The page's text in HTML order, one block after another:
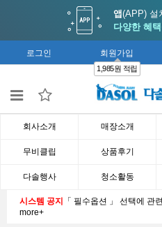
앱(APP) 설
다양한 혜택
로그인 회원가입
1,985원 적립
회사소개 매장소개
무비클립 상품후기
다솔행사 청소활동
시스템 공지 「 필수옵션 」 선택에 관
more+